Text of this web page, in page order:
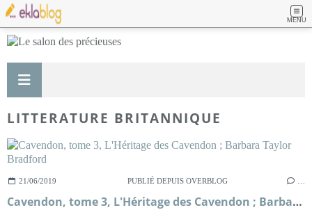
MENU
LITTERATURE BRITANNIQUE
21/06/2019 PUBLIÉ DEPUIS OVERBLOG
Cavendon, tome 3, L'Héritage des Cavendon ; Barbara Taylor Bradford